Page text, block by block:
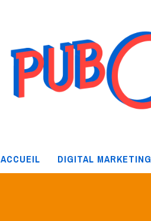
ACCUEIL DIGITAL MARKETING